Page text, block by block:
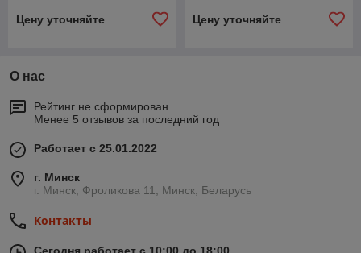
Цену уточняйте Цену уточняйте
О нас
Рейтинг не сформирован
Менее 5 отзывов за последний год
Работает с 25.01.2022
г. Минск
г. Минск, Фроликова 11, Минск, Беларусь
Контакты